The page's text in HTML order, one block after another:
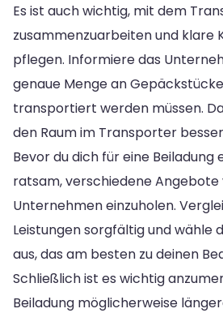
Es ist auch wichtig, mit dem
zusammenzuarbeiten und klare
pflegen. Informiere das
genaue Menge an
transportiert werden müssen.
den Raum im Transporter
Bevor du dich für eine Beiladung
ratsam, verschiedene
Unternehmen einzuholen.
Leistungen sorgfältig und wähle
aus, das am besten zu deinen
Schließlich ist es wichtig
Beiladung möglicherweise